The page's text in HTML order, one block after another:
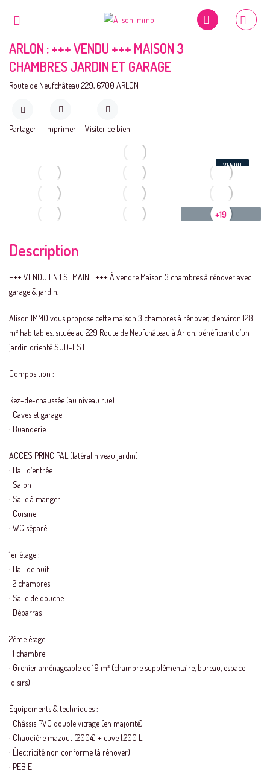
ARLON : +++ VENDU +++ MAISON 3
CHAMBRES JARDIN ET GARAGE
Route de Neufchâteau 229, 6700 ARLON
Partager Imprimer Visiter ce bien
VENDU
+19
Description
+++ VENDU EN 1 SEMAINE +++ À vendre Maison 3 chambres à rénover avec
garage & jardin.
Alison IMMO vous propose cette maison 3 chambres à rénover, d’environ 128
m² habitables, située au 229 Route de Neufchâteau à Arlon, bénéficiant d’un
jardin orienté SUD-EST.
Composition :
Rez-de-chaussée (au niveau rue):
· Caves et garage
· Buanderie
ACCES PRINCIPAL (latéral niveau jardin)
· Hall d’entrée
· Salon
· Salle à manger
· Cuisine
· WC séparé
1er étage :
· Hall de nuit
· 2 chambres
· Salle de douche
· Débarras
2ème étage :
· 1 chambre
· Grenier aménageable de 19 m² (chambre supplémentaire, bureau, espace
loisirs)
Équipements & techniques :
· Châssis PVC double vitrage (en majorité)
· Chaudière mazout (2004) + cuve 1.200 L
· Électricité non conforme (à rénover)
· PEB E